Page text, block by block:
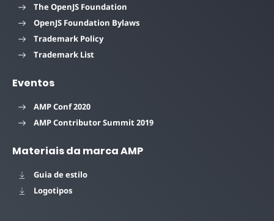
The OpenJS Foundation
OpenJS Foundation Bylaws
Trademark Policy
Trademark List
Eventos
AMP Conf 2020
AMP Contributor Summit 2019
Materiais da marca AMP
Guia de estilo
Logotipos